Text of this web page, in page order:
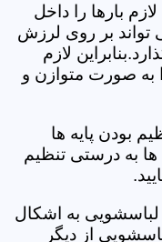
بارها را داخل
تواند بر روی لرزش
لازم
به صورت متوازن و
بودن پایه ها
ها به درستی تنظیم
لباسشویی به اشکال
از دیگر